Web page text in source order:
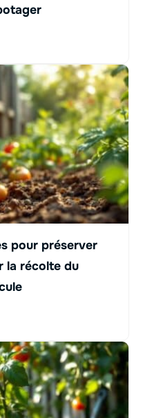
pour préserver
la récolte du